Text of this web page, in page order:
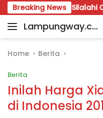
Skip
to
content
Breaking News
Fauzi Silalahi Calon
Lampungway.co
Portal
Daerah
Terpercaya
dan
Terupdate
Home Berita
Berita
Inilah Harga
di Indonesia